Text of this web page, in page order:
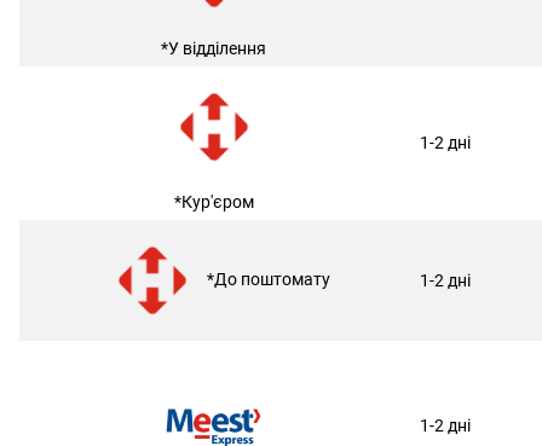
*У відділення
*Кур'єром
1-2 дні
*До поштомату 1-2 дні
1-2 дні